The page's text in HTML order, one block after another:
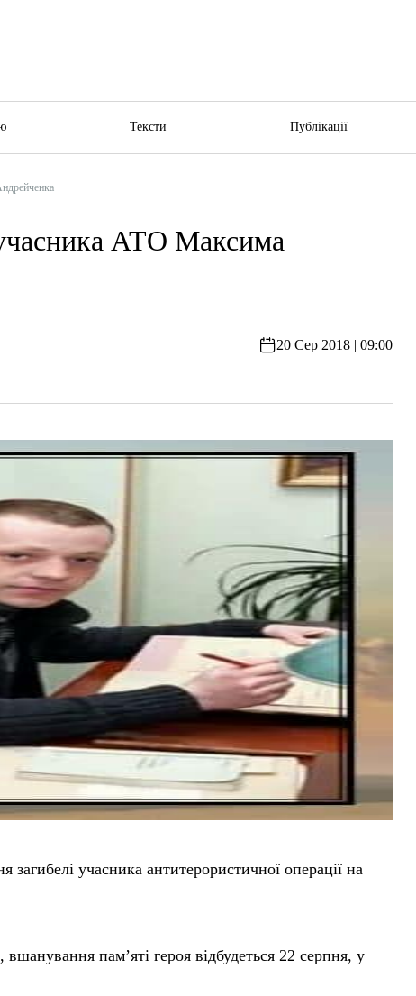
Тексти Публікації
АТО Максима
20 Сер 2018 | 09:00
учасника антитерористичної операції на
пам’яті героя відбудеться 22 серпня, у